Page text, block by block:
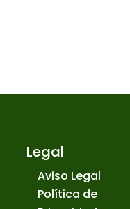
Legal
Aviso Legal
Política de